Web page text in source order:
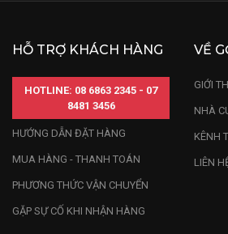
HỖ TRỢ KHÁCH HÀNG
HOTLINE: 08 6863 2345 - 07
8481 3456
HƯỚNG DẪN ĐẶT HÀNG
MUA HÀNG - THANH TOÁN
PHƯƠNG THỨC VẬN CHUYỂN
GẶP SỰ CỐ KHI NHẬN HÀNG
VỀ
GIỚI
NHÀ
KÊNH
LIÊN